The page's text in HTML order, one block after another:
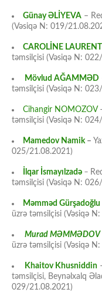
Günay ƏLİYEVA –
(Vəsiqə N: 019/
CAROLİNE
təmsilçisi (Vəsiqə N:
Mövlud AĞAMMƏD
təmsilçisi (Vəsiqə N:
Cihangir NOMOZOV
təmsilçisi (Vəsiqə N:
Mamedov Namik–
025/21.08.2021)
İlqar İsmayılzadə –
təmsilçisi (Vəsiqə N:
Məmməd Gürşadoğlu
üzrə təmsilçisi (Vəsiqə
Murad MƏMMƏDOV
üzrə təmsilçisi (Vəsiqə
Khaitov Khusniddin
təmsilçisi, Beynəlxalq
029/21.08.2021)